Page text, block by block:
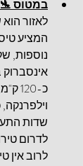
במטוס
לאזור
המציע
נוספות,
כ-
שדות
לדרום
לרוב אין